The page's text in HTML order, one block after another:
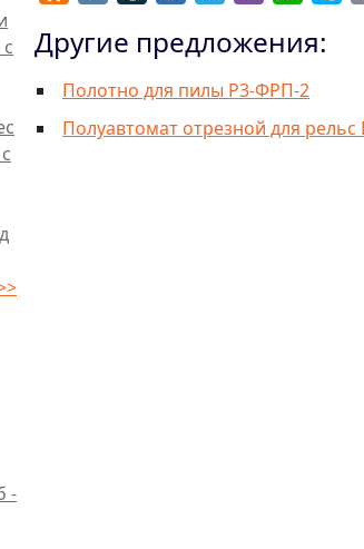
-
Другие предложения:
Полотно для пилы Р3-ФРП-2
Полуавтомат отрезной для